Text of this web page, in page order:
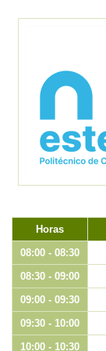
Horas
08:00 - 08:30
08:30 - 09:00
09:00 - 09:30
09:30 - 10:00
10:00 - 10:30